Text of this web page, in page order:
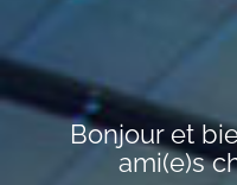
Bonjour et
ami(e)s